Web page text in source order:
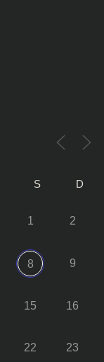
S D
1 2
8 9
15 16
22 23